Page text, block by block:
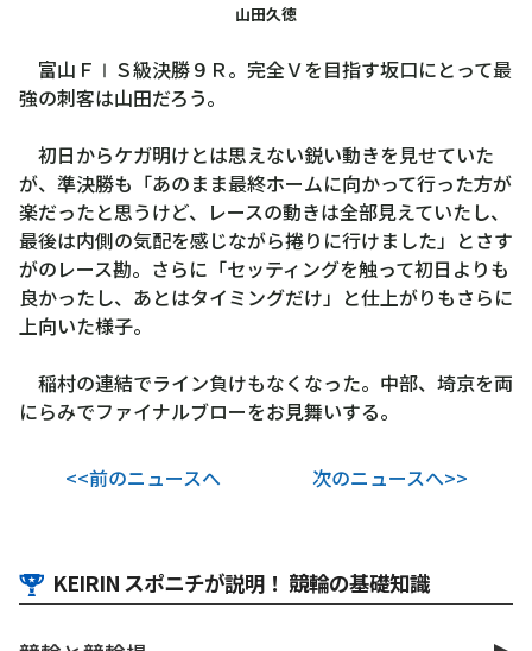
山田久徳
富山ＦⅠＳ級決勝９Ｒ。完全Ｖを目指す坂口にとって最
強の刺客は山田だろう。
初日からケガ明けとは思えない鋭い動きを見せていた
が、準決勝も「あのまま最終ホームに向かって行った方が
楽だったと思うけど、レースの動きは全部見えていたし、
最後は内側の気配を感じながら捲りに行けました」とさす
がのレース勘。さらに「セッティングを触って初日よりも
良かったし、あとはタイミングだけ」と仕上がりもさらに
上向いた様子。
稲村の連結でライン負けもなくなった。中部、埼京を両
にらみでファイナルブローをお見舞いする。
<<前のニュースへ 次のニュースへ>>
KEIRIN スポニチが説明！ 競輪の基礎知識